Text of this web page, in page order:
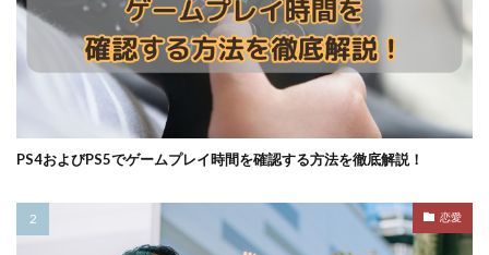
PS4およびPS5でゲームプレイ時間を確認する方法を徹底解説！
恋愛